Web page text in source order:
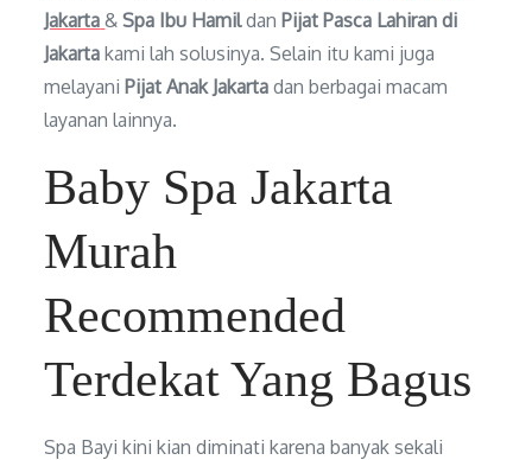
Jakarta &Spa Ibu HamildanPijat Pasca Lahiran di
Jakarta kami lah solusinya. Selain itu kami juga
melayaniPijat Anak Jakarta dan berbagai macam
layanan lainnya.
Baby Spa Jakarta
Murah
Recommended
Terdekat Yang Bagus
Spa Bayi kini kian diminati karena banyak sekali